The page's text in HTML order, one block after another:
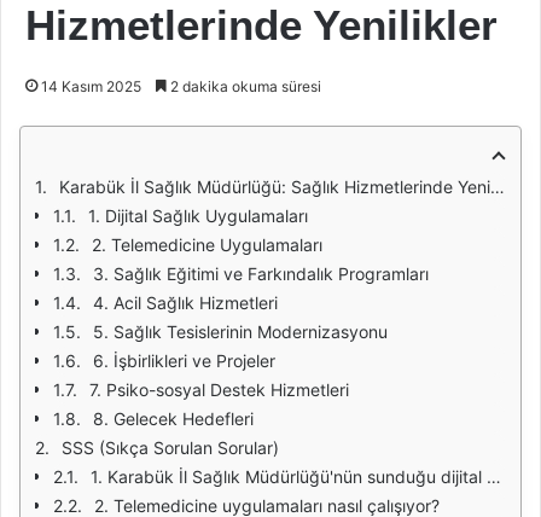
Hizmetlerinde Yenilikler
14 Kasım 2025 2 dakika okuma süresi
Karabük İl Sağlık Müdürlüğü: Sağlık Hizmetlerinde Yenilikler
1. Dijital Sağlık Uygulamaları
2. Telemedicine Uygulamaları
3. Sağlık Eğitimi ve Farkındalık Programları
4. Acil Sağlık Hizmetleri
5. Sağlık Tesislerinin Modernizasyonu
6. İşbirlikleri ve Projeler
7. Psiko-sosyal Destek Hizmetleri
8. Gelecek Hedefleri
SSS (Sıkça Sorulan Sorular)
1. Karabük İl Sağlık Müdürlüğü'nün sunduğu dijital sağlık uygulamaları nelerdir?
2. Telemedicine uygulamaları nasıl çalışıyor?